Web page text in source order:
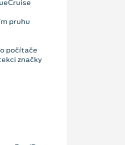
pruhu
počítače
značky